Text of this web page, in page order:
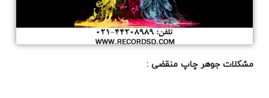
مشکلات جوهر چاپ منقضی :